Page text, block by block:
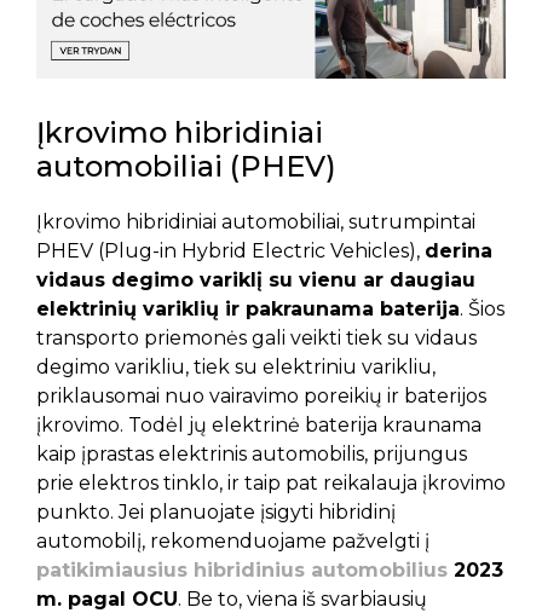
Įkrovimo hibridiniai
automobiliai (PHEV)
Įkrovimo hibridiniai automobiliai, sutrumpintai
PHEV (Plug-in Hybrid Electric Vehicles), derina
vidaus degimo variklį su vienu ar daugiau
elektrinių variklių ir pakraunama baterija. Šios
transporto priemonės gali veikti tiek su vidaus
degimo varikliu, tiek su elektriniu varikliu,
priklausomai nuo vairavimo poreikių ir baterijos
įkrovimo. Todėl jų elektrinė baterija kraunama
kaip įprastas elektrinis automobilis, prijungus
prie elektros tinklo, ir taip pat reikalauja įkrovimo
punkto.Jei planuojate įsigyti hibridinį
automobilį, rekomenduojame pažvelgti į
patikimiausius hibridinius automobilius 2023
m. pagal OCU. Be to, viena iš svarbiausių